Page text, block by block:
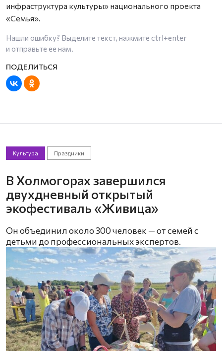
инфраструктура культуры» национального проекта
«Семья».
Нашли ошибку? Выделите текст, нажмите ctrl+enter
и отправьте ее нам.
Культура Праздники
В Холмогорах завершился
двухдневный открытый
экофестиваль «Живица»
Он объединил около 300 человек — от семей с
детьми до профессиональных экспертов.